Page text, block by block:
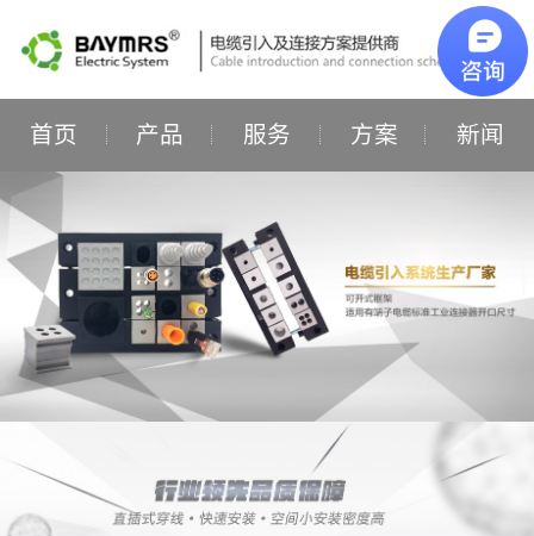
首页 产品 服务 方案 新闻